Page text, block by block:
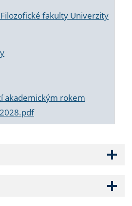
fakulty Univerzity
akademickým rokem